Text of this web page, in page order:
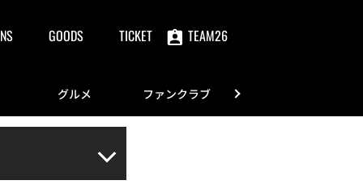
GOODS TICKET TEAM26
グルメ ファンクラブ